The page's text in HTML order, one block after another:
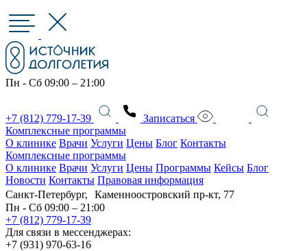
Пн - Сб 09:00 – 21:00
+7 (812) 779-17-39
Записаться
Комплексные программы
О клинике Врачи Услуги Цены Блог Контакты
Комплексные программы
О клинике Врачи Услуги Цены Программы Кейсы Блог
Новости Контакты Правовая информация
Санкт-Петербург, Каменноостровский пр-кт, 77
Пн - Сб 09:00 – 21:00
+7 (812) 779-17-39
Для связи в мессенджерах:
+7 (931) 970-63-16